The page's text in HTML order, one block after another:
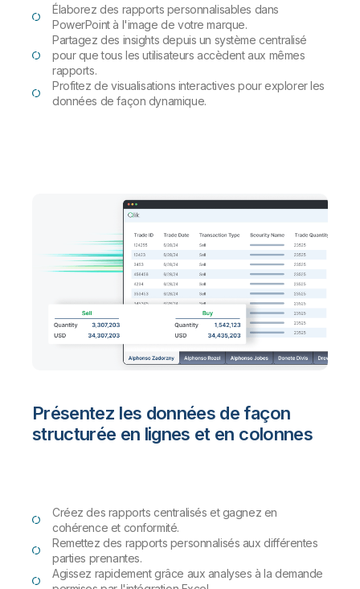
Élaborez des rapports personnalisables dans
PowerPoint à l'image de votre marque.
Partagez des insights depuis un système centralisé
pour que tous les utilisateurs accèdent aux mêmes
rapports.
Profitez de visualisations interactives pour explorer les
données de façon dynamique.
Présentez les données de façon
structurée en lignes et en colonnes
Créez des rapports centralisés et gagnez en
cohérence et conformité.
Remettez des rapports personnalisés aux différentes
parties prenantes.
Agissez rapidement grâce aux analyses à la demande